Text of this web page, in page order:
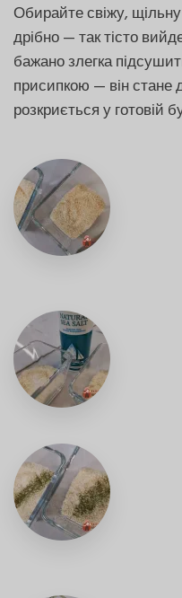
Обирайте свіжу,
дрібно — так тісто
бажано злегка
присипкою — він стане
розкриється у готовій